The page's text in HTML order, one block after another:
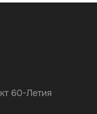
60-Летия